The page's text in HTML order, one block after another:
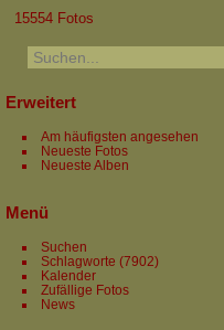
15554 Fotos
Erweitert
Am häufigsten angesehen
Neueste Fotos
Neueste Alben
Menü
Suchen
Schlagworte (7902)
Kalender
Zufällige Fotos
News